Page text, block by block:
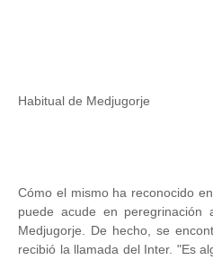
Habitual de Medjugorje
Cómo el mismo ha reconocido
puede acude en
Medjugorje. De hecho, se
recibió la llamada del Inter. "Es